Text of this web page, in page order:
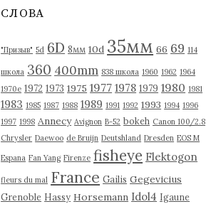
в
СЛОВА
"Призыв" 5d 6D 8мм 10d 35мм 66 69 114
школа 360 400mm 838 школа 1960 1962 1964
1970е 1972 1973 1975 1977 1978 1979 1980 1981
1983 1985 1987 1988 1989 1991 1992 1993 1994 1996
1997 1998 Annecy Avignon B-52 bokeh Canon 100/2.8
Chrysler Daewoo de Bruijn Deutshland Dresden EOS M
Espana Fan Yang Firenze fisheye Flektogon
fleurs du mal France Gailis Gegevicius
Grenoble Hassy Horsemann Idol4 Igaune